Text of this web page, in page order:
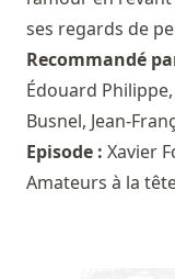
ses regards de
Recommandé
Édouard Philippe,
Busnel, Jean-
Episode : Xavier
Amateurs à la